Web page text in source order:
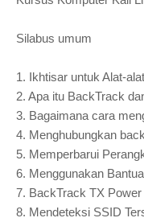
Silabus umum
1. Ikhtisar untuk Alat-
2. Apa itu BackTrack
3. Bagaimana cara
4. Menghubungkan
5. Memperbarui
6. Menggunakan
7. BackTrack TX
8. Mendeteksi SSID